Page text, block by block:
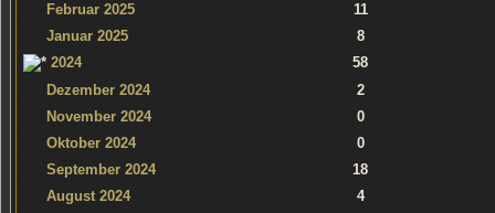
Februar 2025
11
Januar 2025
8
2024
58
Dezember 2024
2
November 2024
0
Oktober 2024
0
September 2024
18
August 2024
4